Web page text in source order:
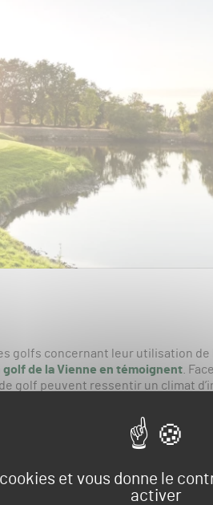
et vous donne le
activer
golfs concernant leur utilisation de
de la Vienne en témoignent .
golf peuvent ressentir un climat
et avant-gardiste des élus
un lac pouvant stocker un million de
Nous avons l’autorisation de pomper
pour notre arrosage et on remplit